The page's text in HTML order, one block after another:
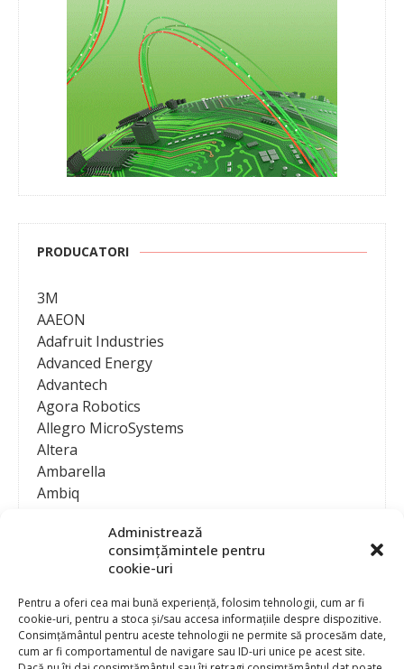
Administrează
consimțămintele pentru
cookie-uri
Pentru a oferi cea mai bună experiență, folosim tehnologii, cum ar fi
cookie-uri, pentru a stoca și/sau accesa informațiile despre dispozitive.
Consimțământul pentru aceste tehnologii ne permite să procesăm date,
cum ar fi comportamentul de navigare sau ID-uri unice pe acest site.
PRODUCATORI
3M
AAEON
Adafruit Industries
Advanced Energy
Advantech
Agora Robotics
Allegro MicroSystems
Altera
Ambarella
Ambiq
Analog Devices
Anritsu Corporation
Ansys
APS
Arduino